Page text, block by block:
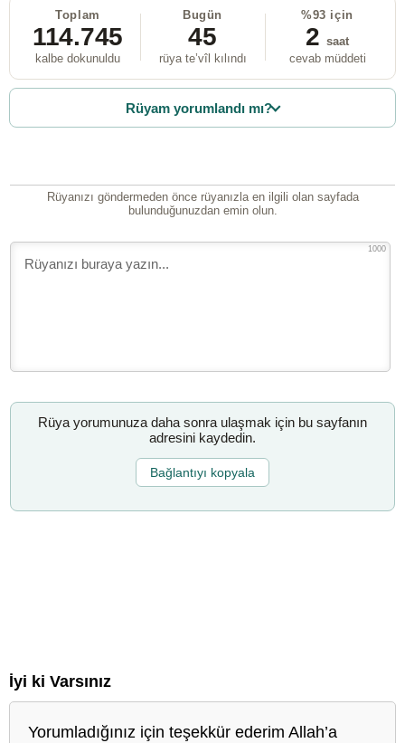
Toplam
114.745
kalbe dokunuldu
Bugün
45
rüya te’vîl kılındı
%93 için
2 saat
cevab müddeti
Rüyam yorumlandı mı?
Rüyanızı göndermeden önce rüyanızla en ilgili olan sayfada
bulunduğunuzdan emin olun.
1000
Rüya yorumunuza daha sonra ulaşmak için bu sayfanın
adresini kaydedin.
Bağlantıyı kopyala
İyi ki Varsınız
Yorumladığınız için teşekkür ederim Allah’a